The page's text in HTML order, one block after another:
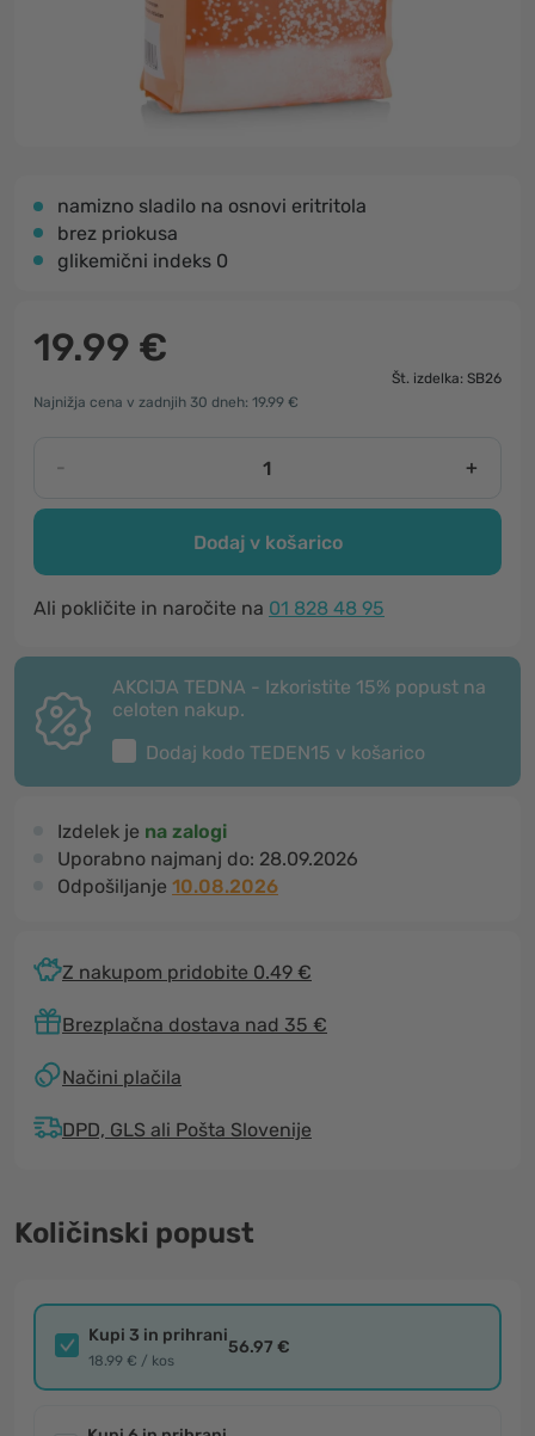
namizno sladilo na osnovi eritritola
brez priokusa
glikemični indeks 0
19.99 €
Št. izdelka: SB26
Najnižja cena v zadnjih 30 dneh: 19.99 €
- +
Dodaj v košarico
Ali pokličite in naročite na 01 828 48 95
AKCIJA TEDNA - Izkoristite 15% popust na
celoten nakup.
Dodaj kodo TEDEN15 v košarico
Izdelek je na zalogi
Uporabno najmanj do: 28.09.2026
Odpošiljanje 10.08.2026
Z nakupom pridobite 0.49 €
Brezplačna dostava nad 35 €
Načini plačila
DPD, GLS ali Pošta Slovenije
Količinski popust
Kupi 3 in prihrani
18.99 € / kos
56.97 €